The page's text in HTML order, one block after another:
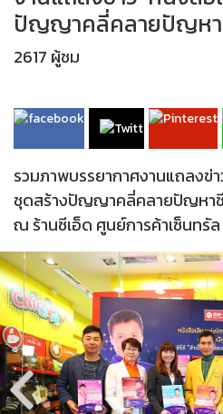
ปัญญาคลี่คลายปัญห
2617 ผู้ชม
รวมภาพบรรยากาศงานแถลงข่
ชุดสร้างปัญญาคลี่คลายปัญหา
ณ ร้านซีเอ็ด ศูนย์การค้าเซ็นทรัล